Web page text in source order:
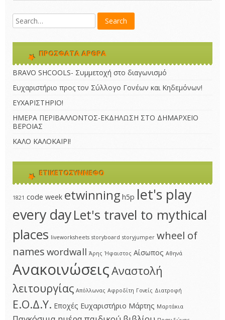
ΠΡΌΣΦΑΤΑ ΆΡΘΡΑ
BRAVO SHCOOLS- Συμμετοχή στο διαγωνισμό
Ευχαριστήριο προς τον Σύλλογο Γονέων και Κηδεμόνων!
ΕΥΧΑΡΙΣΤΗΡΙΟ!
ΗΜΕΡΑ ΠΕΡΙΒΑΛΛΟΝΤΟΣ-ΕΚΔΗΛΩΣΗ ΣΤΟ ΔΗΜΑΡΧΕΙΟ
ΒΕΡΟΙΑΣ
ΚΑΛΟ ΚΑΛΟΚΑΙΡΙ!
ΕΤΙΚΕΤΟΣΎΝΝΕΦΟ
1821 code week etwinning h5p let's play
every dayLet's travel to mythical
places liveworksheets storyboard storyjumper wheel of
names wordwall Άρης Ήφαιστος Αίσωπος Αθηνά
ΑνακοινώσειςΑναστολή
λειτουργίας Απόλλωνας Αφροδίτη Γονείς Διατροφή
Ε.Ο.Δ.Υ. Εποχές Ευχαριστήριο Μάρτης Μαρτάκια